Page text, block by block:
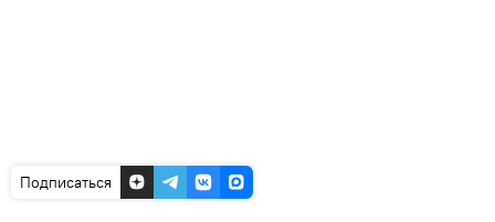
Подписаться